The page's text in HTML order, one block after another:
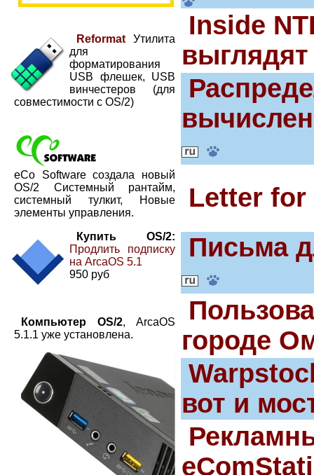
Reformat Утилита
для
форматирования
USB флешек, USB
винчестеров (для
совместимости с OS/2)
eCo Software создала новый
OS/2 Системный рантайм,
системный тулкит, Новые
элементы управления.
Купить OS/2:
Продлить подписку
на ArcaOS 5.1
950 руб
Компьютер OS/2, ArcaOS
5.1.1 уже установлена.
Inside
Letter for
Письма
городе
вот и